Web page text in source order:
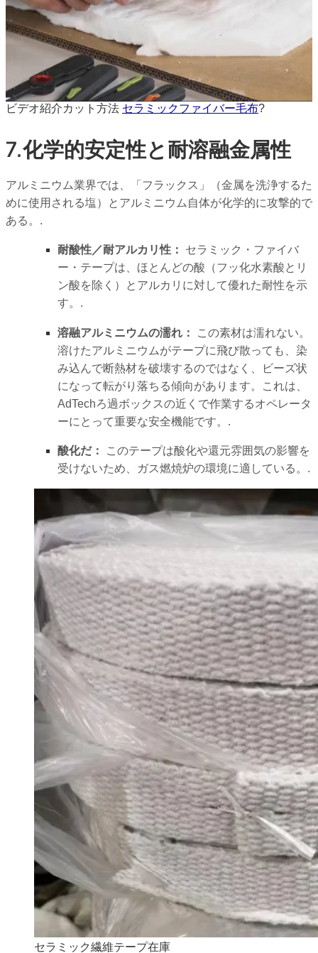
ビデオ紹介カット方法 セラミックファイバー毛布?
7.化学的安定性と耐溶融金属性
アルミニウム業界では、「フラックス」（金属を洗浄するた
めに使用される塩）とアルミニウム自体が化学的に攻撃的で
ある。.
耐酸性／耐アルカリ性：
セラミック・ファイバ
ー・テープは、ほとんどの酸（フッ化水素酸とリ
ン酸を除く）とアルカリに対して優れた耐性を示
す。.
溶融アルミニウムの濡れ：
この素材は濡れない。
溶けたアルミニウムがテープに飛び散っても、染
み込んで断熱材を破壊するのではなく、ビーズ状
になって転がり落ちる傾向があります。これは、
AdTechろ過ボックスの近くで作業するオペレータ
ーにとって重要な安全機能です。.
酸化だ：
このテープは酸化や還元雰囲気の影響を
受けないため、ガス燃焼炉の環境に適している。.
セラミック繊維テープ在庫